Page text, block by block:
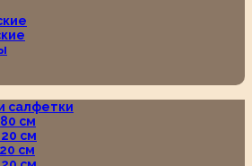
салфетки
см
см
см